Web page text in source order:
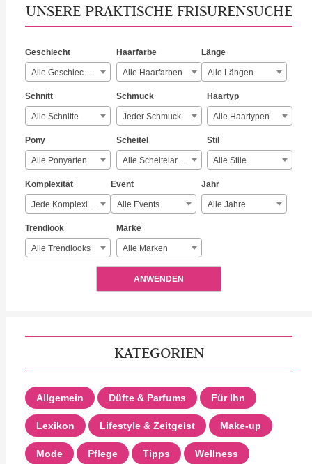
UNSERE PRAKTISCHE FRISURENSUCHE
Geschlecht
Alle Geschlechter
Haarfarbe
Alle Haarfarben
Länge
Alle Längen
Schnitt
Alle Schnitte
Schmuck
Jeder Schmuck
Haartyp
Alle Haartypen
Pony
Alle Ponyarten
Scheitel
Alle Scheitelarten
Stil
Alle Stile
Komplexität
Jede Komplexität
Event
Alle Events
Jahr
Alle Jahre
Trendlook
Alle Trendlooks
Marke
Alle Marken
ANWENDEN
KATEGORIEN
Allgemein Düfte & Parfums Für Ihn
Lexikon Lifestyle & Zeitgeist Make-up
Mode Pflege Tipps Wellness